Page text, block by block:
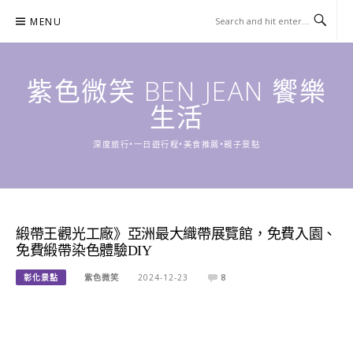
content
MENU
紫色微笑 BEN JEAN 饗樂
生活
深度旅行•一日遊行程•美食推薦•親子景點
緞帶王觀光工廠》亞洲最大織帶展覽館，免費入園、
免費緞帶染色體驗DIY
彰化景點 紫色微笑 2024-12-23 8